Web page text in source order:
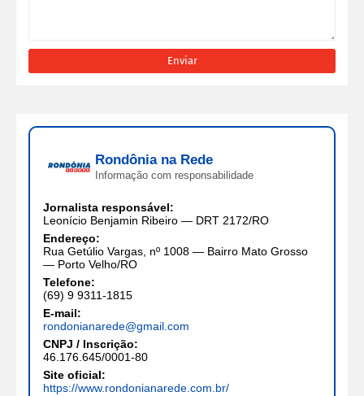
Rondônia na Rede
Informação com responsabilidade
Jornalista responsável:
Leonício Benjamin Ribeiro — DRT 2172/RO
Endereço:
Rua Getúlio Vargas, nº 1008 — Bairro Mato Grosso
— Porto Velho/RO
Telefone:
(69) 9 9311-1815
E-mail:
rondonianarede@gmail.com
CNPJ / Inscrição:
46.176.645/0001-80
Site oficial:
https://www.rondonianarede.com.br/